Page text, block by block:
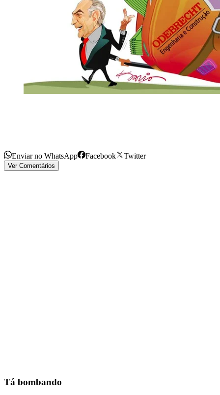
Enviar no WhatsApp Facebook Twitter
Ver Comentários
Tá bombando